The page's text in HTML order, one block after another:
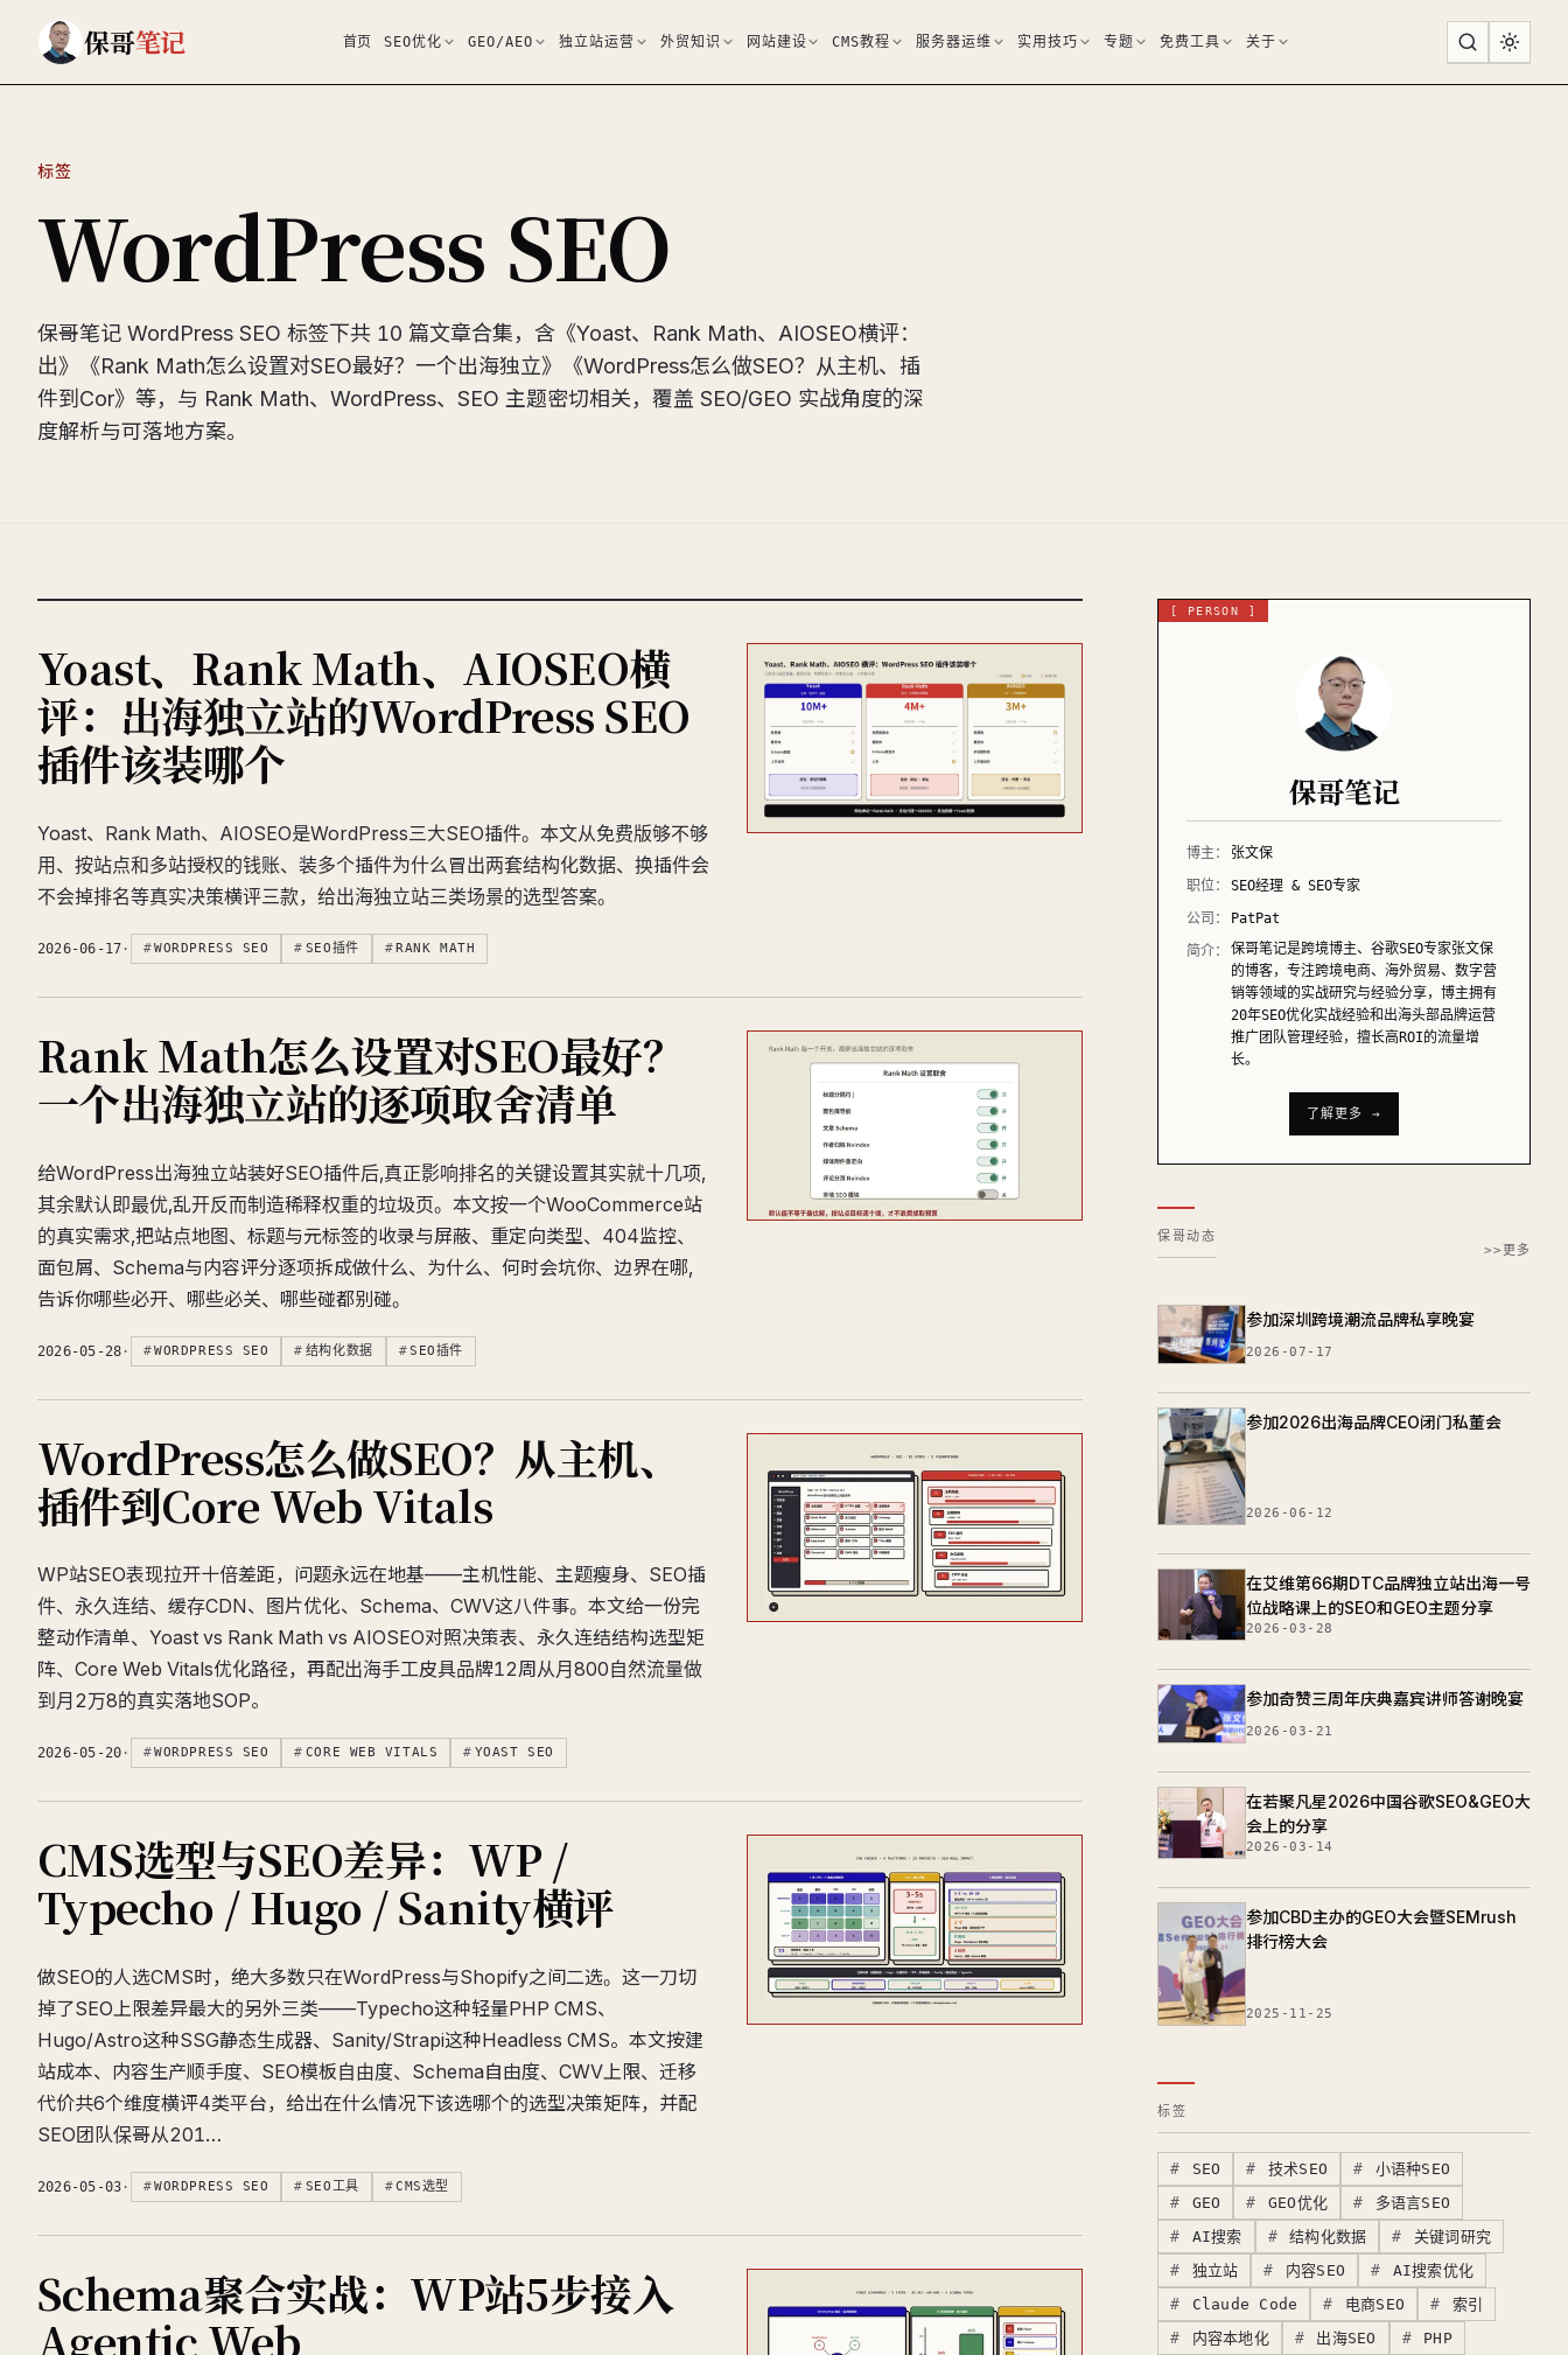
保哥笔记 首页 SEO优化 GEO/AEO 独立站运营 外贸知识 网站建设 CMS教程 服务器运维 实用技巧 专题 免费工具 关于
标签
WordPress SEO
保哥笔记 WordPress SEO 标签下共 10 篇文章合集，含《Yoast、Rank Math、AIOSEO横评：
出》《Rank Math怎么设置对SEO最好？一个出海独立》《WordPress怎么做SEO？从主机、插
件到Cor》等，与 Rank Math、WordPress、SEO 主题密切相关，覆盖 SEO/GEO 实战角度的深
度解析与可落地方案。
Yoast、Rank Math、AIOSEO横
评：出海独立站的WordPress SEO
插件该装哪个
Yoast、Rank Math、AIOSEO是WordPress三大SEO插件。本文从免费版够不够
用、按站点和多站授权的钱账、装多个插件为什么冒出两套结构化数据、换插件会
不会掉排名等真实决策横评三款，给出海独立站三类场景的选型答案。
2026-06-17 · WORDPRESS SEO SEO插件 RANK MATH
Rank Math怎么设置对SEO最好？
一个出海独立站的逐项取舍清单
给WordPress出海独立站装好SEO插件后,真正影响排名的关键设置其实就十几项,
其余默认即最优,乱开反而制造稀释权重的垃圾页。本文按一个WooCommerce站
的真实需求,把站点地图、标题与元标签的收录与屏蔽、重定向类型、404监控、
面包屑、Schema与内容评分逐项拆成做什么、为什么、何时会坑你、边界在哪,
告诉你哪些必开、哪些必关、哪些碰都别碰。
2026-05-28 · WORDPRESS SEO 结构化数据 SEO插件
WordPress怎么做SEO？从主机、
插件到Core Web Vitals
WP站SEO表现拉开十倍差距，问题永远在地基——主机性能、主题瘦身、SEO插
件、永久连结、缓存CDN、图片优化、Schema、CWV这八件事。本文给一份完
整动作清单、Yoast vs Rank Math vs AIOSEO对照决策表、永久连结结构选型矩
阵、Core Web Vitals优化路径，再配出海手工皮具品牌12周从月800自然流量做
到月2万8的真实落地SOP。
2026-05-20 · WORDPRESS SEO CORE WEB VITALS YOAST SEO
CMS选型与SEO差异：WP /
Typecho / Hugo / Sanity横评
做SEO的人选CMS时，绝大多数只在WordPress与Shopify之间二选。这一刀切
掉了SEO上限差异最大的另外三类——Typecho这种轻量PHP CMS、
Hugo/Astro这种SSG静态生成器、Sanity/Strapi这种Headless CMS。本文按建
站成本、内容生产顺手度、SEO模板自由度、Schema自由度、CWV上限、迁移
代价共6个维度横评4类平台，给出在什么情况下该选哪个的选型决策矩阵，并配
SEO团队保哥从201…
2026-05-03 · WORDPRESS SEO SEO工具 CMS选型
Schema聚合实战：WP站5步接入
Agentic Web
[ PERSON ]
保哥笔记
博主：
张文保
职位：
SEO经理 & SEO专家
公司：
PatPat
简介：
保哥笔记是跨境博主、谷歌SEO专家张文保
的博客，专注跨境电商、海外贸易、数字营
销等领域的实战研究与经验分享，博主拥有
20年SEO优化实战经验和出海头部品牌运营
推广团队管理经验，擅长高ROI的流量增
长。
了解更多 →
保哥动态
>>更多
参加深圳跨境潮流品牌私享晚宴
2026-07-17
参加2026出海品牌CEO闭门私董会
2026-06-12
在艾维第66期DTC品牌独立站出海一号
位战略课上的SEO和GEO主题分享
2026-03-28
参加奇赞三周年庆典嘉宾讲师答谢晚宴
2026-03-21
在若聚凡星2026中国谷歌SEO&GEO大
会上的分享
2026-03-14
参加CBD主办的GEO大会暨SEMrush
排行榜大会
2025-11-25
标签
SEO 技术SEO
小语种SEO
GEO
GEO优化
多语言SEO
AI搜索
结构化数据
关键词研究
独立站
内容SEO
AI搜索优化
Claude Code
电商SEO
索引
内容本地化
出海SEO
PHP